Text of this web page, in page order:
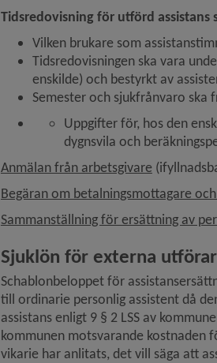
Tidsredovisning för utförd
Vilken brukare som
Tidsredovisningen ska vara
enskilde) och bestyrkt av
Semester och sjukfrånvaro ska
Uppgifter för, hos den
dygnsvila och
Anmälan från arbetsgivare, 157.3 kB,
Begäran om betalningsmottagare
Sammanställning för ersättning av
Sjuklön för externa
Schablonbeloppet för
till ordinarie personlig assistent då
assistans enligt 9 § 2 LSS av
kommunen motsvarande kostnaden
vikarie har anlitats, det vill säga att